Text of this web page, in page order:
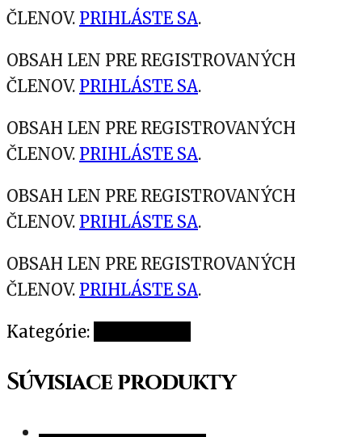
ČLENOV. PRIHLÁSTE SA.
OBSAH LEN PRE REGISTROVANÝCH
ČLENOV. PRIHLÁSTE SA.
OBSAH LEN PRE REGISTROVANÝCH
ČLENOV. PRIHLÁSTE SA.
OBSAH LEN PRE REGISTROVANÝCH
ČLENOV. PRIHLÁSTE SA.
OBSAH LEN PRE REGISTROVANÝCH
ČLENOV. PRIHLÁSTE SA.
Kategórie:
Súvisiace produkty